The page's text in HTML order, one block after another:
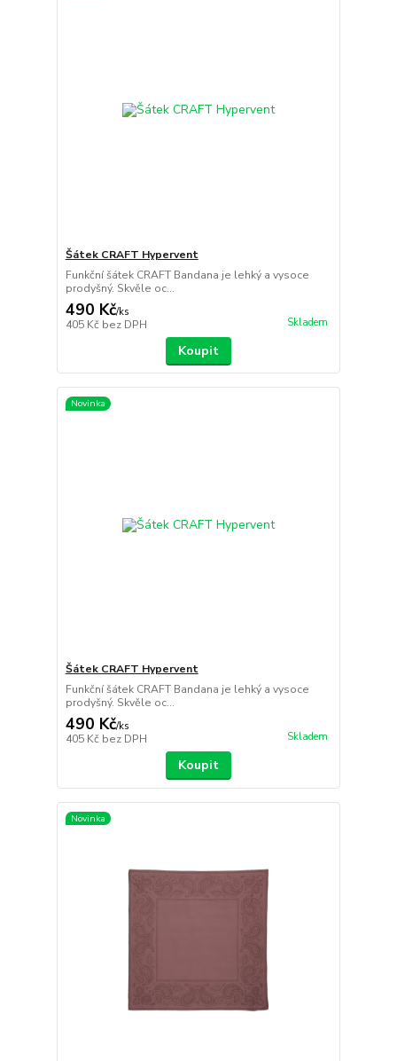
Šátek CRAFT Hypervent
Funkční šátek CRAFT Bandana je lehký a vysoce
prodyšný. Skvěle oc...
490 Kč/ks
405 Kč bez DPH Skladem
Koupit
Novinka
Šátek CRAFT Hypervent
Funkční šátek CRAFT Bandana je lehký a vysoce
prodyšný. Skvěle oc...
490 Kč/ks
405 Kč bez DPH Skladem
Koupit
Novinka